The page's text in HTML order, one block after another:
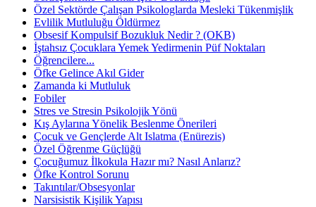
Özel Sektörde Çalışan Psikologlarda Mesleki Tükenmişlik
Evlilik Mutluluğu Öldürmez
Obsesif Kompulsif Bozukluk Nedir ? (OKB)
İştahsız Çocuklara Yemek Yedirmenin Püf Noktaları
Öğrencilere...
Öfke Gelince Akıl Gider
Zamanda ki Mutluluk
Fobiler
Stres ve Stresin Psikolojik Yönü
Kış Aylarına Yönelik Beslenme Önerileri
Çocuk ve Gençlerde Alt Islatma (Enürezis)
Özel Öğrenme Güçlüğü
Çocuğumuz İlkokula Hazır mı? Nasıl Anlarız?
Öfke Kontrol Sorunu
Takıntılar/Obsesyonlar
Narsisistik Kişilik Yapısı